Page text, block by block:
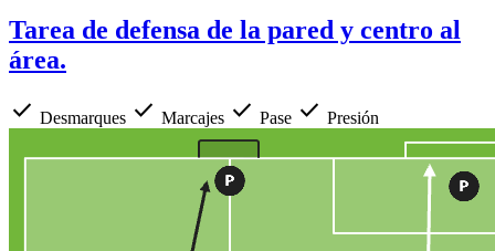
Tarea de defensa de la pared y centro al
área.
check Desmarques check Marcajes check Pase check Presión